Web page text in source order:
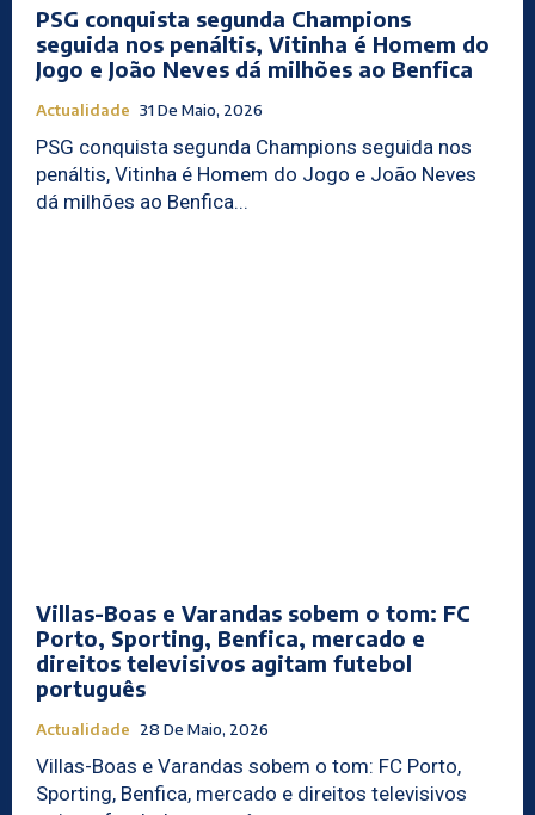
PSG conquista segunda Champions
seguida nos penáltis, Vitinha é Homem do
Jogo e João Neves dá milhões ao Benfica
Actualidade 31 De Maio, 2026
PSG conquista segunda Champions seguida nos
penáltis, Vitinha é Homem do Jogo e João Neves
dá milhões ao Benfica...
Villas-Boas e Varandas sobem o tom: FC
Porto, Sporting, Benfica, mercado e
direitos televisivos agitam futebol
português
Actualidade 28 De Maio, 2026
Villas-Boas e Varandas sobem o tom: FC Porto,
Sporting, Benfica, mercado e direitos televisivos